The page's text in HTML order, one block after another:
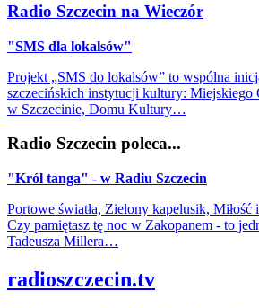
Radio Szczecin na Wieczór
"SMS dla lokalsów"
Projekt „SMS do lokalsów” to wspólna
szczecińskich instytucji kultury: Miejskiego
w Szczecinie, Domu Kultury…
Radio Szczecin poleca...
"Król tanga" - w Radiu Szczecin
Portowe światła, Zielony kapelusik,
Czy pamiętasz tę noc w Zakopanem - to
Tadeusza Millera…
radioszczecin.tv